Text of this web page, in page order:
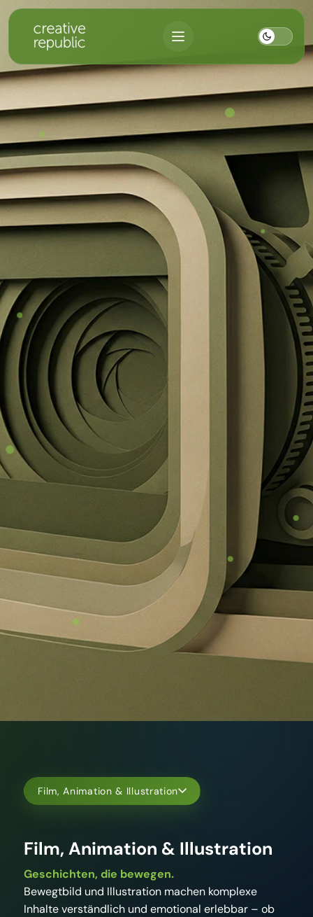
Film, Animation & Illustration
Film, Animation & Illustration
Geschichten, die bewegen.
Bewegtbild und Illustration machen komplexe
Inhalte verständlich und emotional erlebbar – ob